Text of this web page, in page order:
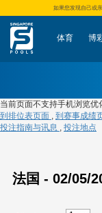
如果您发现自己或
体育 博
当前页面不支持手机浏览优
到排位表页面 , 到赛事成绩
投注指南与讯息 , 投注地点
法国 - 02/05/